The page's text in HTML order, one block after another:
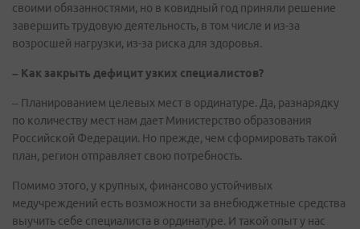
своими обязанностями, но в ковидный год приняли решение
завершить трудовую деятельность, в том числе и из-за
возросшей нагрузки, из-за риска для здоровья.
– Как закрыть дефицит узких специалистов?
– Планированием целевых мест в ординатуре. Да, разнарядку
по количеству мест нам дает Министерство образования
Российской Федерации. Но прежде, чем сформировать такой
план, регион отправляет свою потребность.
Помимо этого, у крупных, финансово устойчивых
медучреждений есть возможности за внебюджетные средства
выучить себе специалиста в ординатуре. И такой опыт у нас